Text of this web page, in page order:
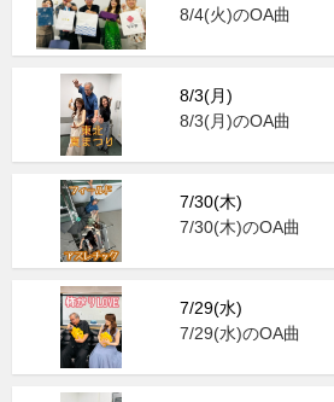
8/4(火)のOA曲
8/3(月)
8/3(月)のOA曲
7/30(木)
7/30(木)のOA曲
7/29(水)
7/29(水)のOA曲